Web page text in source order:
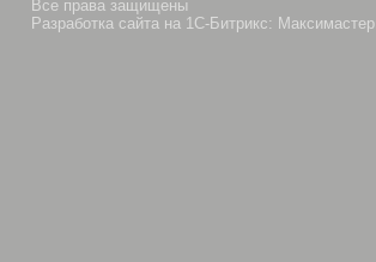
Все права защищены
Разработка сайта на 1С-Битрикс: Максимастер